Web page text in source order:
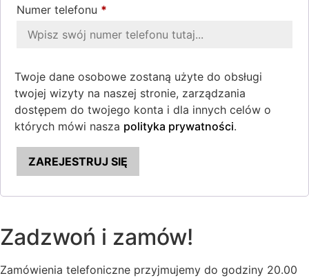
Numer telefonu *
Twoje dane osobowe zostaną użyte do obsługi
twojej wizyty na naszej stronie, zarządzania
dostępem do twojego konta i dla innych celów o
których mówi nasza polityka prywatności.
ZAREJESTRUJ SIĘ
Zadzwoń i zamów!
Zamówienia telefoniczne przyjmujemy do godziny 20.00